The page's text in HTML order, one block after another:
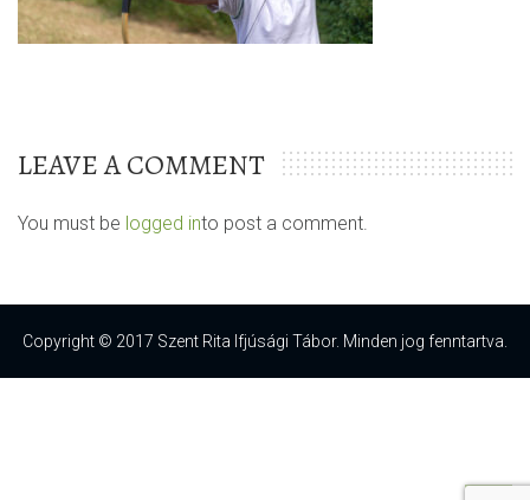
LEAVE A COMMENT
You must be logged into post a comment.
Copyright © 2017 Szent Rita Ifjúsági Tábor. Minden jog fenntartva.